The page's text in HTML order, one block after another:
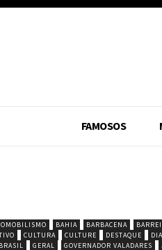
FAMOSOS
BAHIA BARBACENA
CULTURA CULTURE DESTAQUE
GERAL GOVERNADOR VALADARES